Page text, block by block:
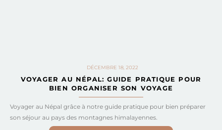
DÉCEMBRE 18, 2022
VOYAGER AU NÉPAL: GUIDE PRATIQUE POUR
BIEN ORGANISER SON VOYAGE
Voyager au Népal grâce à notre guide pratique pour bien préparer
son séjour au pays des montagnes himalayennes.